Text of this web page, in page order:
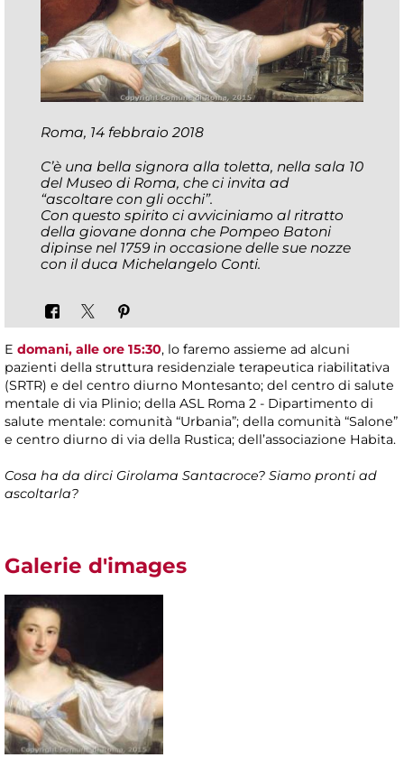
Roma, 14 febbraio 2018
C’è una bella signora alla toletta, nella sala 10
del Museo di Roma, che ci invita ad
“ascoltare con gli occhi”.
Con questo spirito ci avviciniamo al ritratto
della giovane donna che Pompeo Batoni
dipinse nel 1759 in occasione delle sue nozze
con il duca Michelangelo Conti.
E domani, alle ore 15:30, lo faremo assieme ad alcuni
pazienti della struttura residenziale terapeutica riabilitativa
(SRTR) e del centro diurno Montesanto; del centro di salute
mentale di via Plinio; della ASL Roma 2 - Dipartimento di
salute mentale: comunità “Urbania”; della comunità “Salone”
e centro diurno di via della Rustica; dell’associazione Habita.
Cosa ha da dirci Girolama Santacroce? Siamo pronti ad
ascoltarla?
Galerie d'images